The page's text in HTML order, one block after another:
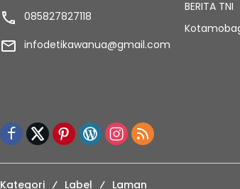
085827827118
infodetikawanua@gmail.com
BERITA TNI
Kategori Label Laman